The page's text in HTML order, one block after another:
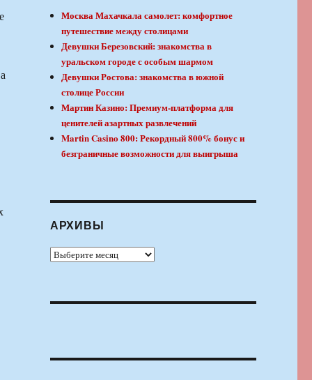
Москва Махачкала самолет: комфортное
путешествие между столицами
Девушки Березовский: знакомства в
уральском городе с особым шармом
Девушки Ростова: знакомства в южной
столице России
Мартин Казино: Премиум-платформа для
ценителей азартных развлечений
Martin Casino 800: Рекордный 800% бонус и
безграничные возможности для выигрыша
АРХИВЫ
Архивы